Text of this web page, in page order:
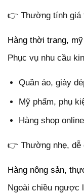
👉 Thường tính giá
Hàng thời trang,
Phục vụ nhu cầu
Quần áo, giày
Mỹ phẩm, phụ
Hàng shop online
👉 Thường nhẹ, dễ
Hàng nông sản,
Ngoài chiều ngược